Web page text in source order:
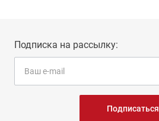
Подписка на рассылку:
Подписаться